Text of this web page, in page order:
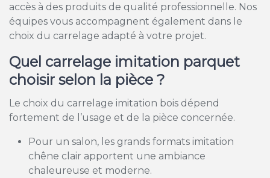
accès à des produits de qualité professionnelle. Nos
équipes vous accompagnent également dans le
choix du carrelage adapté à votre projet.
Quel carrelage imitation parquet
choisir selon la pièce ?
Le choix du carrelage imitation bois dépend
fortement de l’usage et de la pièce concernée.
Pour un salon, les grands formats imitation
chêne clair apportent une ambiance
chaleureuse et moderne.